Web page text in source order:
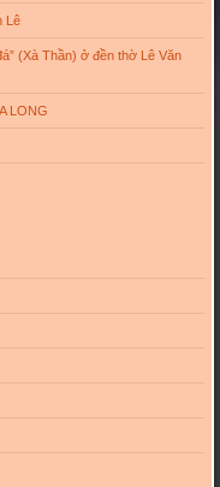
Lê
(Xà Thần) ở đền thờ Lê Văn
LONG